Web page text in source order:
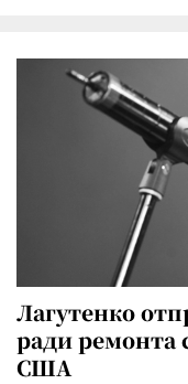
Лагутенко
ради ремонта
США